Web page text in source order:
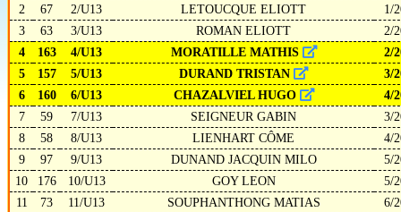
2
67 2/U13 LETOUCQUE ELIOTT
1/
3
63 3/U13 ROMAN ELIOTT
2/
4
163 4/U13 MORATILLE MATHIS
2/
5
157 5/U13 DURAND TRISTAN
3/
6
160 6/U13 CHAZALVIEL HUGO
4/
7
59 7/U13 SEIGNEUR GABIN
3/
8
58 8/U13 LIENHART CÔME
4/
9
97 9/U13 DUNAND JACQUIN MILO
5/
10
176 10/U13 GOY LEON
5/
11
73 11/U13 SOUPHANTHONG MATIAS
6/